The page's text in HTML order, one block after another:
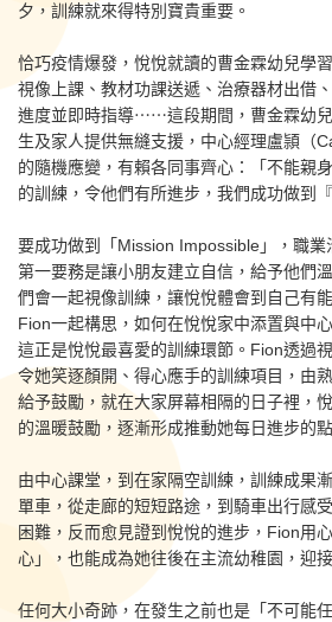
夕，訓練就來得特別寶貴重要。
恰巧疫情爆發，悅悅就讀的曹金霖幼兒學
視像上課、教材功課送遞、治療器材出借
進度並即時指導⋯⋯這段期間，曹金霖幼
生及家人提供無縫支援，中心經理盧頴（
的隨機應變，有賴各同事齊心：「不能親
的訓練，令他們有所進步，我們成功做到
要成功做到「Mission Impossible」，職
第一要務是讓小朋友建立自信，給予他們
們會一起視像訓練，讓悅悅體會到自己有
Fion一起構思，如何在悅悅家中添置與中
這正是悅悅最喜愛的訓練環節。Fion透過
令她笑逐顏開、得心應手的訓練項目，由
給予鼓勵，就在大家屏幕相隔的日子裡，
的溫暖鼓勵，逐漸形成推動她每日進步的
由中心課堂，到在家隔空訓練，訓練成果
單車，從走廊的短短路途，到騎車出行感
困難，反而愈見證到悅悅的進步，Fion用
心」，也能成為她往後在主流幼稚園，迎
任何大小奇跡，在發生之前也是「不可能